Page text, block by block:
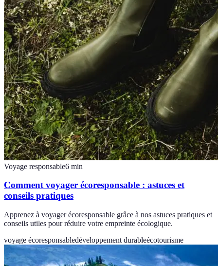
Voyage responsable6 min
Comment voyager écoresponsable : astuces et
conseils pratiques
Apprenez à voyager écoresponsable grâce à nos astuces pratiques et
conseils utiles pour réduire votre empreinte écologique.
voyage écoresponsabledéveloppement durableécotourisme